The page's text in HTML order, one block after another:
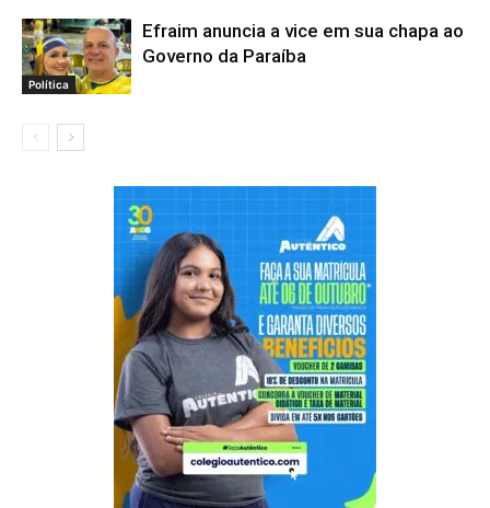
Política
Efraim anuncia a vice em sua chapa ao
Governo da Paraíba